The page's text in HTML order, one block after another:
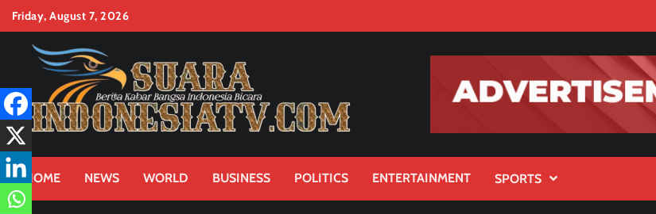
Skip
content
Friday, August 7, 2026
HOME NEWS WORLD BUSINESS POLITICS ENTERTAINMENT SPORTS